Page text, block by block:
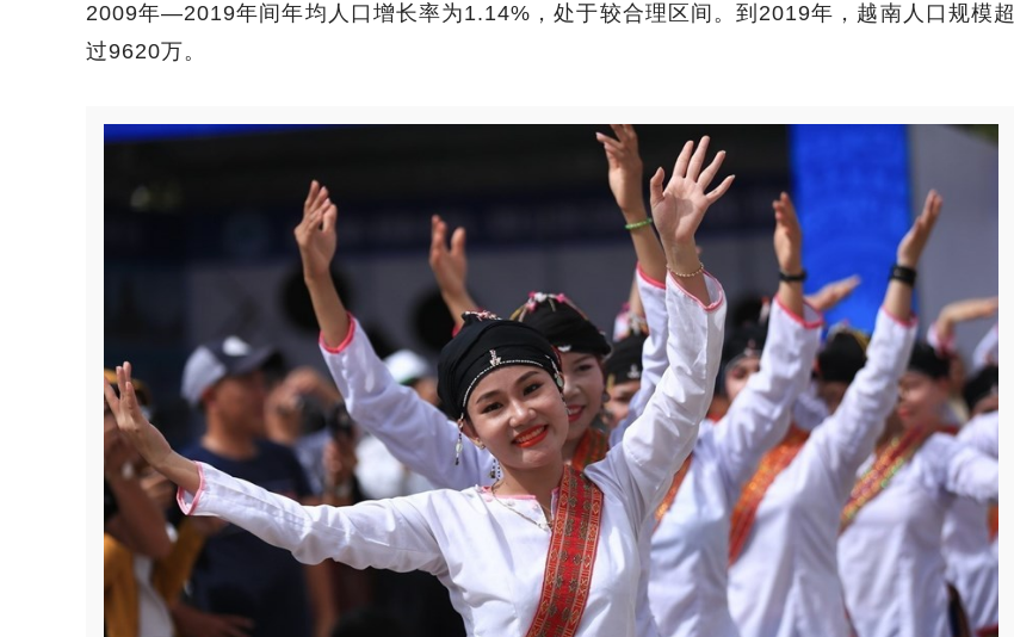
2009年—2019年间年均人口增长率为1.14%，处于较合理区间。到2019年，越南人口规模超
过9620万。